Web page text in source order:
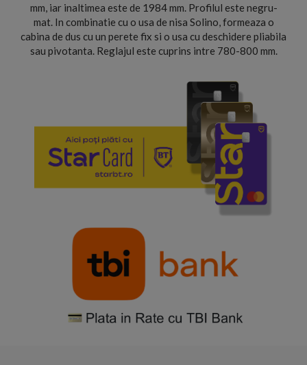
mm, iar inaltimea este de 1984 mm. Profilul este negru-
mat. In combinatie cu o usa de nisa Solino, formeaza o
cabina de dus cu un perete fix si o usa cu deschidere pliabila
sau pivotanta. Reglajul este cuprins intre 780-800 mm.